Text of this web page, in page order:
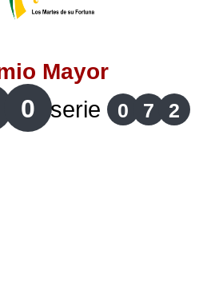
Mayor
0 serie 0 7 2